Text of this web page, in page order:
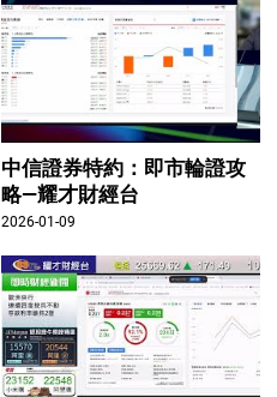
中信證券特約：即市輪證攻
略—耀才財經台
2026-01-09